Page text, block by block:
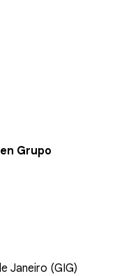
Grupo
Janeiro (GIG)